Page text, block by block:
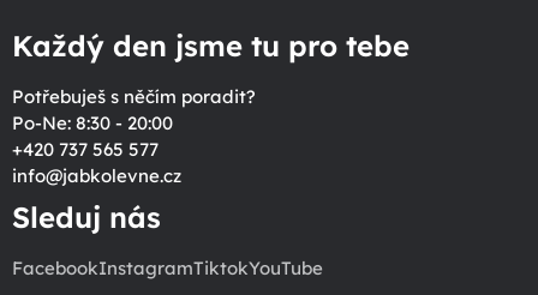
Každý den jsme tu pro tebe
Potřebuješ s něčím poradit?
Po-Ne: 8:30 - 20:00
+420 737 565 577
info@jabkolevne.cz
Sleduj nás
FacebookInstagramTiktokYouTube